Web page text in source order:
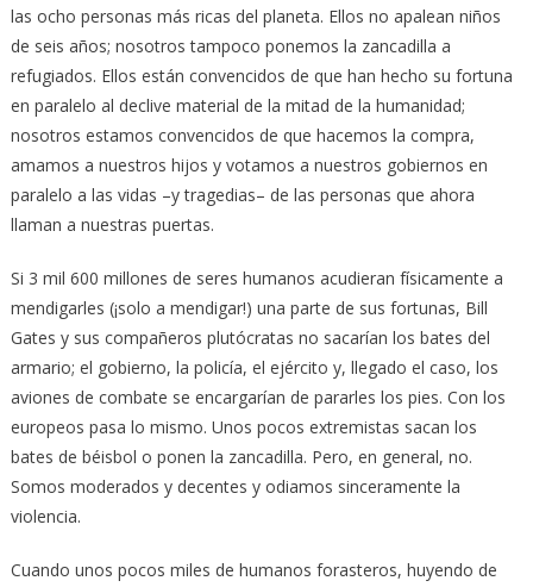
las ocho personas más ricas del planeta. Ellos no apalean niños
de seis años; nosotros tampoco ponemos la zancadilla a
refugiados. Ellos están convencidos de que han hecho su fortuna
en paralelo al declive material de la mitad de la humanidad;
nosotros estamos convencidos de que hacemos la compra,
amamos a nuestros hijos y votamos a nuestros gobiernos en
paralelo a las vidas –y tragedias– de las personas que ahora
llaman a nuestras puertas.
Si 3 mil 600 millones de seres humanos acudieran físicamente a
mendigarles (¡solo a mendigar!) una parte de sus fortunas, Bill
Gates y sus compañeros plutócratas no sacarían los bates del
armario; el gobierno, la policía, el ejército y, llegado el caso, los
aviones de combate se encargarían de pararles los pies. Con los
europeos pasa lo mismo. Unos pocos extremistas sacan los
bates de béisbol o ponen la zancadilla. Pero, en general, no.
Somos moderados y decentes y odiamos sinceramente la
violencia.
Cuando unos pocos miles de humanos forasteros, huyendo de